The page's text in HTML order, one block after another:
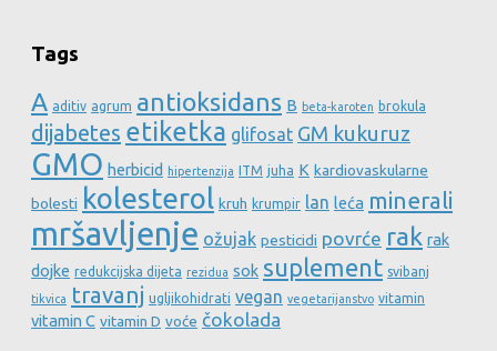
Tags
A aditiv agrum antioksidans B beta-karoten brokula
dijabetes etiketka glifosat GM kukuruz
GMO herbicid hipertenzija ITM juha K kardiovaskularne
bolesti kolesterol kruh krumpir lan leća minerali
mršavljenje ožujak pesticidi povrće rak rak
dojke redukcijska dijeta rezidua sok suplement svibanj
tikvica travanj ugljikohidrati vegan vegetarijanstvo vitamin
vitamin C vitamin D voće čokolada